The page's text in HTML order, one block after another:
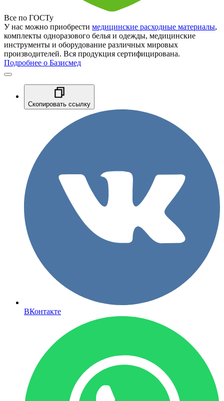
Все по ГОСТу
У нас можно приобрести медицинские расходные материалы,
комплекты одноразового белья и одежды, медицинские
инструменты и оборудование различных мировых
производителей. Вся продукция сертифицирована.
Подробнее о Базисмед
Скопировать ссылку
ВКонтакте